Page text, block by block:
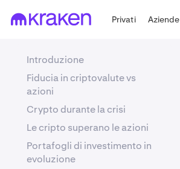
Privati Aziende
Introduzione
Fiducia in criptovalute vs
azioni
Crypto durante la crisi
Le cripto superano le azioni
Portafogli di investimento in
evoluzione